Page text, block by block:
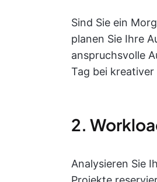
Sind Sie ein
planen Sie Ihre
anspruchsvolle
Tag bei
2.
Analysieren Sie